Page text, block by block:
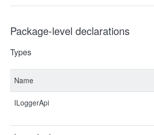
Package-level declarations
Types
Name
ILoggerApi